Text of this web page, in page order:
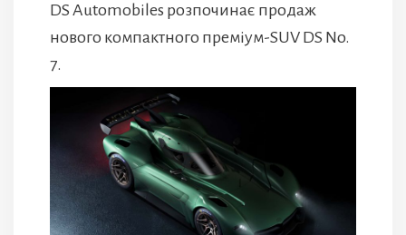
DS Automobiles розпочинає продаж
нового компактного преміум-SUV DS No.
7.